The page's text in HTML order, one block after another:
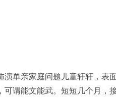
亲家庭问题儿童轩轩，表
谓能文能武。短短几个月，